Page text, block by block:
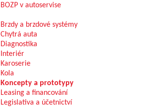
BOZP v autoservise
Brzdy a brzdové systémy
Chytrá auta
Diagnostika
Interiér
Karoserie
Kola
Koncepty a prototypy
Leasing a financování
Legislativa a účetnictví